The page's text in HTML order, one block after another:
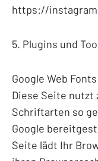
https://
5. Plugins und
Google Web Fonts
Diese Seite nutzt
Schriftarten so
Google
Seite lädt Ihr